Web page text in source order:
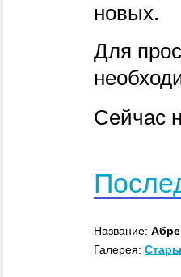
новых.
Для
Сейчас
Название:
Галерея: